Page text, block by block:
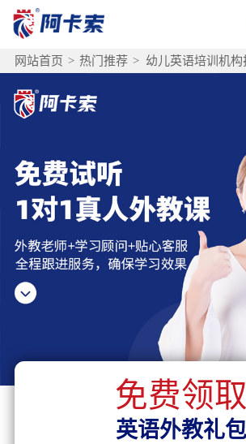
网站首页 > 热门推荐 > 幼儿英语培训机构
免费领取
英语外教礼包